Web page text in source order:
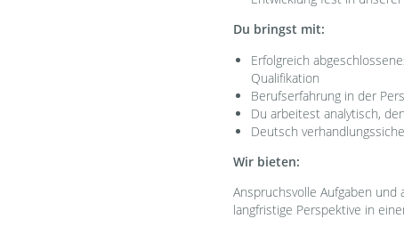
Du bringst mit:
Erfolgreich
Qualifikation
Berufserfahrung in der
Du arbeitest analytisch,
Deutsch
Wir bieten:
Anspruchsvolle Aufgaben
langfristige Perspektive in